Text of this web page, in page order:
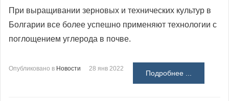
При выращивании зерновых и технических культур в
Болгарии все более успешно применяют технологии с
поглощением углерода в почве.
Опубликовано в Новости 28 янв 2022
Подробнее ...